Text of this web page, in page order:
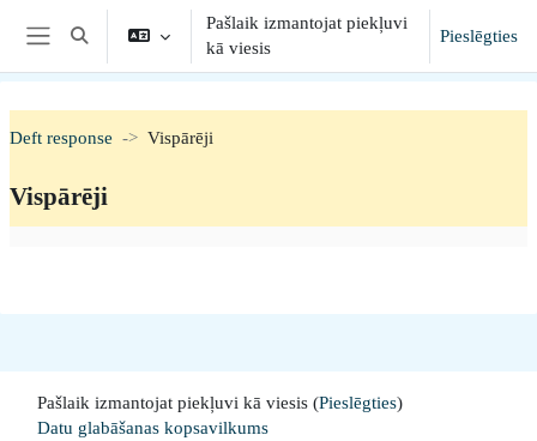
Atvērt galveno saturu
Sānu panelis
Toggle search input
Pašlaik izmantojat piekļuvi
kā viesis
Pieslēgties
Deft response Vispārēji
Vispārēji
Pašlaik izmantojat piekļuvi kā viesis (Pieslēgties)
Datu glabāšanas kopsavilkums